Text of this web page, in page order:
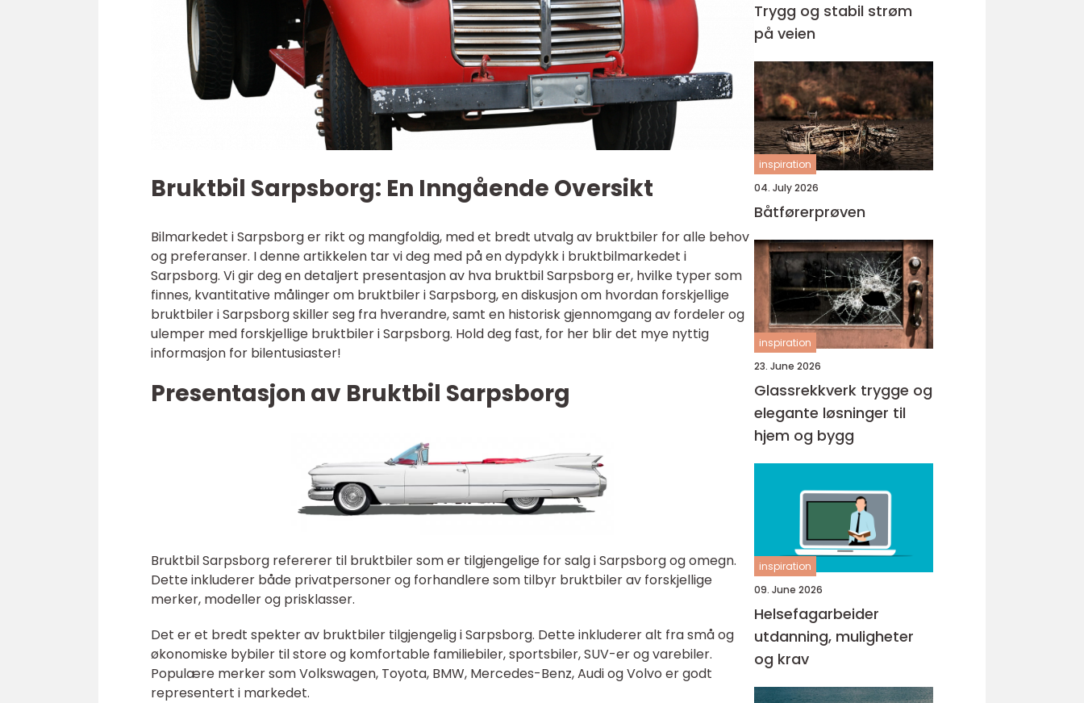
Bruktbil Sarpsborg: En Inngående Oversikt
Bilmarkedet i Sarpsborg er rikt og mangfoldig, med et bredt utvalg av bruktbiler for alle behov
og preferanser. I denne artikkelen tar vi deg med på en dypdykk i bruktbilmarkedet i
Sarpsborg. Vi gir deg en detaljert presentasjon av hva bruktbil Sarpsborg er, hvilke typer som
finnes, kvantitative målinger om bruktbiler i Sarpsborg, en diskusjon om hvordan forskjellige
bruktbiler i Sarpsborg skiller seg fra hverandre, samt en historisk gjennomgang av fordeler og
ulemper med forskjellige bruktbiler i Sarpsborg. Hold deg fast, for her blir det mye nyttig
informasjon for bilentusiaster!
Presentasjon av Bruktbil Sarpsborg
Bruktbil Sarpsborg refererer til bruktbiler som er tilgjengelige for salg i Sarpsborg og omegn.
Dette inkluderer både privatpersoner og forhandlere som tilbyr bruktbiler av forskjellige
merker, modeller og prisklasser.
Det er et bredt spekter av bruktbiler tilgjengelig i Sarpsborg. Dette inkluderer alt fra små og
økonomiske bybiler til store og komfortable familiebiler, sportsbiler, SUV-er og varebiler.
Populære merker som Volkswagen, Toyota, BMW, Mercedes-Benz, Audi og Volvo er godt
representert i markedet.
Trygg og stabil strøm
på veien
inspiration
04. July 2026
Båtførerprøven
inspiration
23. June 2026
Glassrekkverk trygge og
elegante løsninger til
hjem og bygg
inspiration
09. June 2026
Helsefagarbeider
utdanning, muligheter
og krav